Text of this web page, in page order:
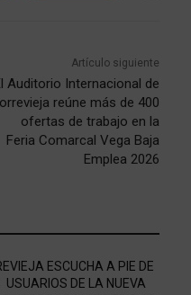
Artículo siguiente
Auditorio Internacional de
reúne más de 400
ofertas de trabajo en la
Feria Comarcal Vega Baja
Emplea 2026
ESCUCHA A PIE DE
USUARIOS DE LA NUEVA